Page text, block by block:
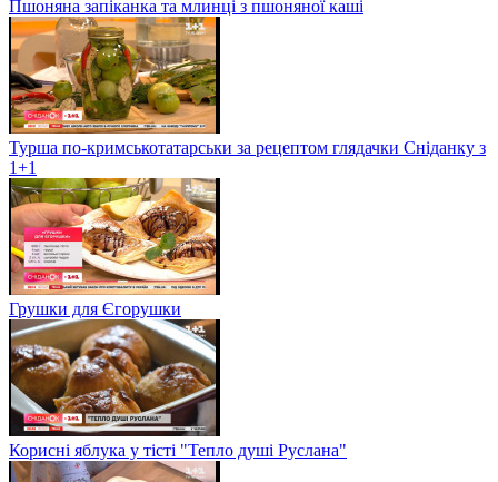
Пшоняна запіканка та млинці з пшоняної каші
Турша по-кримськотатарськи за рецептом глядачки Сніданку з
1+1
Грушки для Єгорушки
Корисні яблука у тісті "Тепло душі Руслана"